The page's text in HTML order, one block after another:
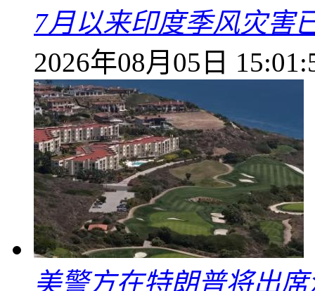
7月以来印度季风灾害
2026年08月05日
美警方在特朗普将出